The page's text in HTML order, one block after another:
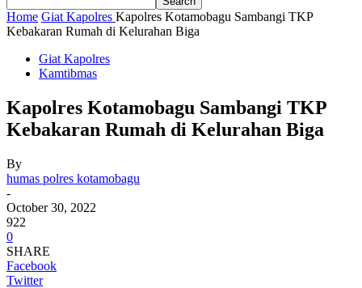
Home Giat Kapolres Kapolres Kotamobagu Sambangi TKP
Kebakaran Rumah di Kelurahan Biga
Giat Kapolres
Kamtibmas
Kapolres Kotamobagu Sambangi TKP
Kebakaran Rumah di Kelurahan Biga
By
humas polres kotamobagu
-
October 30, 2022
922
0
SHARE
Facebook
Twitter